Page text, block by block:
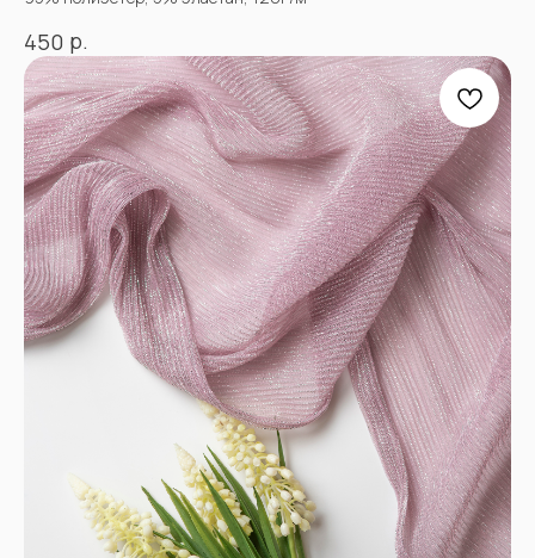
450 р.
ПРОЧЕЕ
Договор оферты
Политика
конфиденциальности
*принадлежат компании Meta,
признанной экстремистской
и запрещенной в РФ